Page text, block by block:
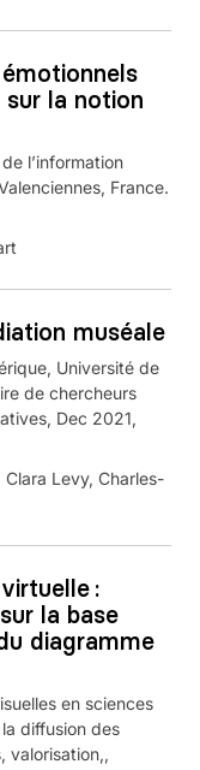
la notion
l’information
France.
muséale
Université de
de chercheurs
Dec 2021,
Levy, Charles-
:
la base
diagramme
en sciences
diffusion des
valorisation,,